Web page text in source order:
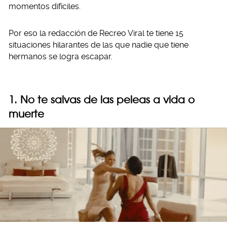
momentos difíciles.
Por eso la redacción de Recreo Viral te tiene 15
situaciones hilarantes de las que nadie que tiene
hermanos se logra escapar.
1. No te salvas de las peleas a vida o
muerte